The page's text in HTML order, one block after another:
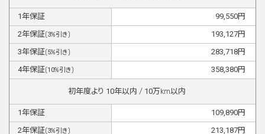
1年保証 99,550円
2年保証(3%引き) 193,127円
3年保証(5%引き) 283,718円
4年保証(10%引き) 358,380円
初年度より 10年以内 / 10万km以内
1年保証 109,890円
2年保証(3%引き) 213,187円